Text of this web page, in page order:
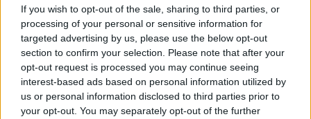
If you wish to opt-out of the sale, sharing to third parties, or
processing of your personal or sensitive information for
targeted advertising by us, please use the below opt-out
section to confirm your selection. Please note that after your
opt-out request is processed you may continue seeing
interest-based ads based on personal information utilized by
us or personal information disclosed to third parties prior to
your opt-out. You may separately opt-out of the further